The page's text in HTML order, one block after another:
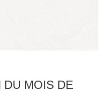
DU MOIS DE